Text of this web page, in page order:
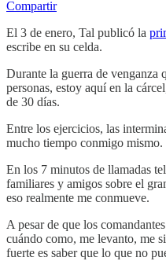
Compartir
El 3 de enero, Tal publicó la
escribe en su celda.
Durante la guerra de venganza
personas, estoy aquí en la
de 30 días.
Entre los ejercicios, las
mucho tiempo conmigo mismo.
En los 7 minutos de llamadas
familiares y amigos sobre el
eso realmente me conmueve.
A pesar de que los
cuándo como, me levanto, me
fuerte es saber que lo que no